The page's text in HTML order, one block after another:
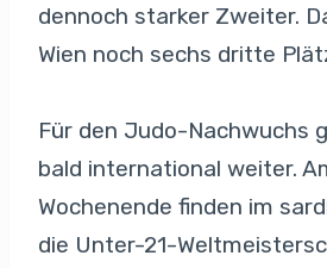
dennoch starker Zweiter.
Wien noch sechs dritte
Für den Judo-Nachwuchs
bald international weiter.
Wochenende finden im
die Unter-21-